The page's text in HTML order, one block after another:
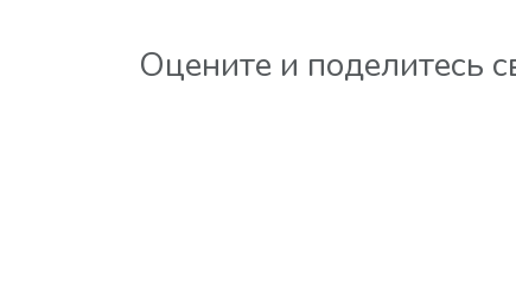
Оцените и поделитесь